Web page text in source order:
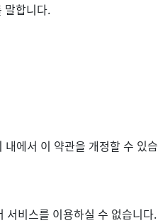
말합니다.
에서 이 약관을 개정할 수 있습
서비스를 이용하실 수 없습니다.